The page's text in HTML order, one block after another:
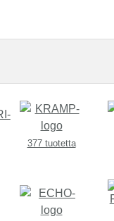
377 tuotetta